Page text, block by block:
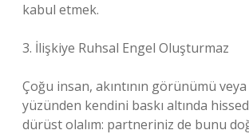
kabul etmek.
3. İlişkiye Ruhsal Engel Oluşturmaz
Çoğu insan, akıntının görünümü
yüzünden kendini baskı altında
dürüst olalım: partneriniz de bunu